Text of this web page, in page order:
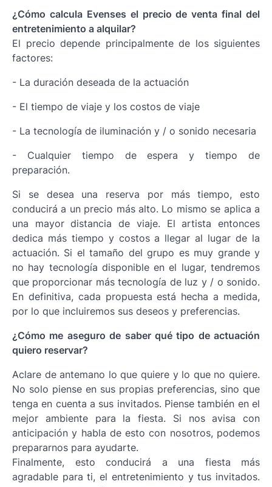
¿Cómo calcula Evenses el precio de venta final del
entretenimiento a alquilar?
El precio depende principalmente de los siguientes
factores:
- La duración deseada de la actuación
- El tiempo de viaje y los costos de viaje
- La tecnología de iluminación y / o sonido necesaria
- Cualquier tiempo de espera y tiempo de
preparación.
Si se desea una reserva por más tiempo, esto
conducirá a un precio más alto. Lo mismo se aplica a
una mayor distancia de viaje. El artista entonces
dedica más tiempo y costos a llegar al lugar de la
actuación. Si el tamaño del grupo es muy grande y
no hay tecnología disponible en el lugar, tendremos
que proporcionar más tecnología de luz y / o sonido.
En definitiva, cada propuesta está hecha a medida,
por lo que incluiremos sus deseos y preferencias.
¿Cómo me aseguro de saber qué tipo de actuación
quiero reservar?
Aclare de antemano lo que quiere y lo que no quiere.
No solo piense en sus propias preferencias, sino que
tenga en cuenta a sus invitados. Piense también en el
mejor ambiente para la fiesta. Si nos avisa con
anticipación y habla de esto con nosotros, podemos
prepararnos para ayudarte.
Finalmente, esto conducirá a una fiesta más
agradable para ti, el entretenimiento y tus invitados.